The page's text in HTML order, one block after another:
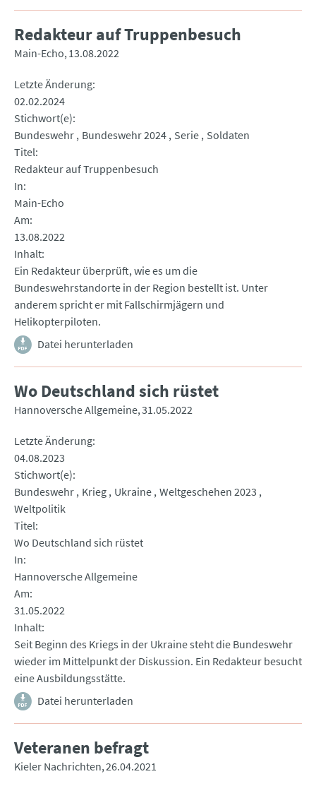
Redakteur auf Truppenbesuch
Main-Echo 13.08.2022
Letzte Änderung
02.02.2024
Stichwort(e)
Bundeswehr Bundeswehr 2024 Serie Soldaten
Titel
Redakteur auf Truppenbesuch
In
Main-Echo
Am
13.08.2022
Inhalt
Ein Redakteur überprüft, wie es um die
Bundeswehrstandorte in der Region bestellt ist. Unter
anderem spricht er mit Fallschirmjägern und
Helikopterpiloten.
Datei herunterladen
Wo Deutschland sich rüstet
Hannoversche Allgemeine 31.05.2022
Letzte Änderung
04.08.2023
Stichwort(e)
Bundeswehr Krieg Ukraine Weltgeschehen 2023
Weltpolitik
Titel
Wo Deutschland sich rüstet
In
Hannoversche Allgemeine
Am
31.05.2022
Inhalt
Seit Beginn des Kriegs in der Ukraine steht die Bundeswehr
wieder im Mittelpunkt der Diskussion. Ein Redakteur besucht
eine Ausbildungsstätte.
Datei herunterladen
Veteranen befragt
Kieler Nachrichten 26.04.2021